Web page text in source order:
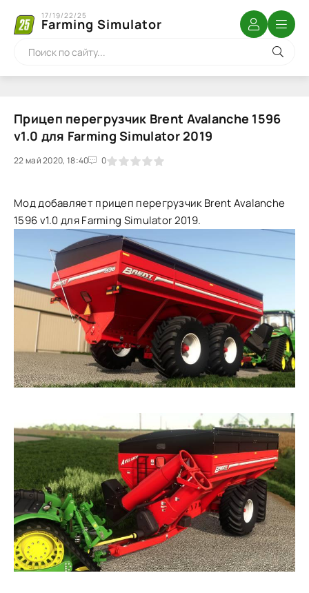
Farming Simulator
17/19/22/25
Прицеп перегрузчик Brent Avalanche 1596
v1.0 для Farming Simulator 2019
22 май 2020, 18:40 0
1 2 3 4 5
Мод добавляет прицеп перегрузчик Brent Avalanche
1596 v1.0 для Farming Simulator 2019.